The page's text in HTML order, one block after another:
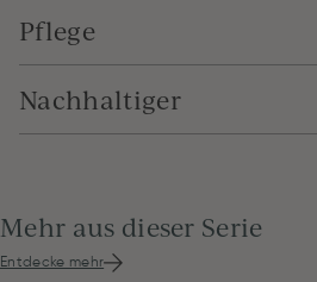
Pflege
Nachhaltiger
Mehr aus dieser Serie
Entdecke mehr